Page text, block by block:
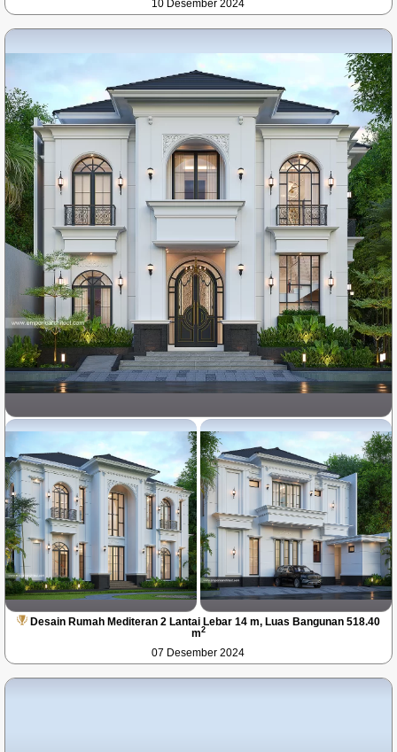
10 Desember 2024
Desain Rumah Mediteran 2 Lantai Lebar 14 m, Luas Bangunan 518.40
m2
07 Desember 2024